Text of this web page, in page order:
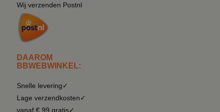
Wij verzenden Postnl
DAAROM
BBWEBWINKEL:
Snelle levering✓
Lage verzendkosten✓
vanaf € 99 gratis✓